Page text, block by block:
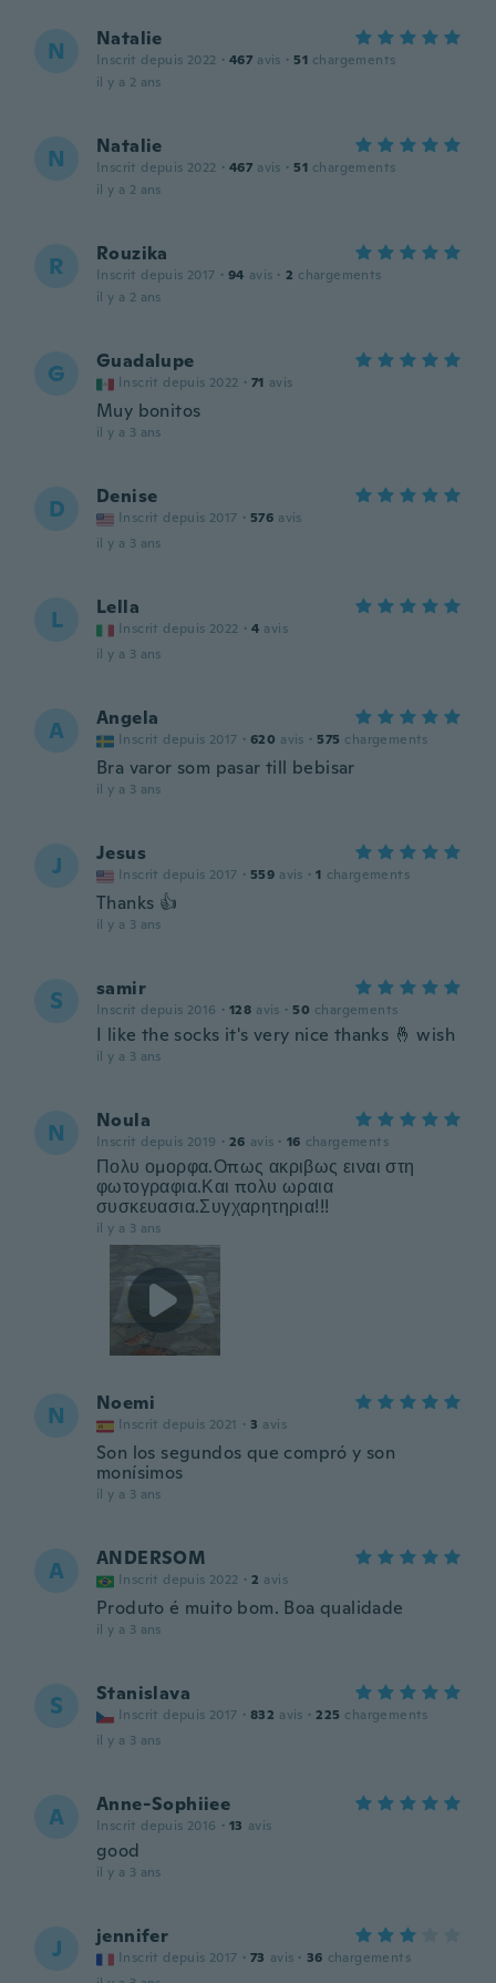
N Natalie
Inscrit depuis 2022 · 467 avis · 51 chargements
il y a 2 ans
N Natalie
Inscrit depuis 2022 · 467 avis · 51 chargements
il y a 2 ans
R Rouzika
Inscrit depuis 2017 · 94 avis · 2 chargements
il y a 2 ans
G Guadalupe
Inscrit depuis 2022 · 71 avis
Muy bonitos
il y a 3 ans
D Denise
Inscrit depuis 2017 · 576 avis
il y a 3 ans
L Lella
Inscrit depuis 2022 · 4 avis
il y a 3 ans
A Angela
Inscrit depuis 2017 · 620 avis · 575 chargements
Bra varor som pasar till bebisar
il y a 3 ans
J Jesus
Inscrit depuis 2017 · 559 avis · 1 chargements
Thanks 👍
il y a 3 ans
S samir
Inscrit depuis 2016 · 128 avis · 50 chargements
I like the socks it's very nice thanks 🤞 wish
il y a 3 ans
N Noula
Inscrit depuis 2019 · 26 avis · 16 chargements
Πολυ ομορφα.Οπως ακριβως ειναι στη
φωτογραφια.Και πολυ ωραια
συσκευασια.Συγχαρητηρια!!!
il y a 3 ans
N Noemi
Inscrit depuis 2021 · 3 avis
Son los segundos que compró y son
monísimos
il y a 3 ans
A ANDERSOM
Inscrit depuis 2022 · 2 avis
Produto é muito bom. Boa qualidade
il y a 3 ans
S Stanislava
Inscrit depuis 2017 · 832 avis · 225 chargements
il y a 3 ans
A Anne-Sophiiee
Inscrit depuis 2016 · 13 avis
good
il y a 3 ans
J jennifer
Inscrit depuis 2017 · 73 avis · 36 chargements